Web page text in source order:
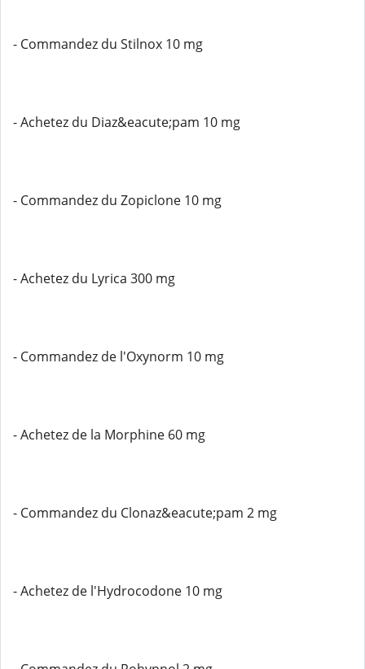
- Commandez du Stilnox 10 mg
- Achetez du Diaz&eacute;pam 10 mg
- Commandez du Zopiclone 10 mg
- Achetez du Lyrica 300 mg
- Commandez de l'Oxynorm 10 mg
- Achetez de la Morphine 60 mg
- Commandez du Clonaz&eacute;pam 2 mg
- Achetez de l'Hydrocodone 10 mg